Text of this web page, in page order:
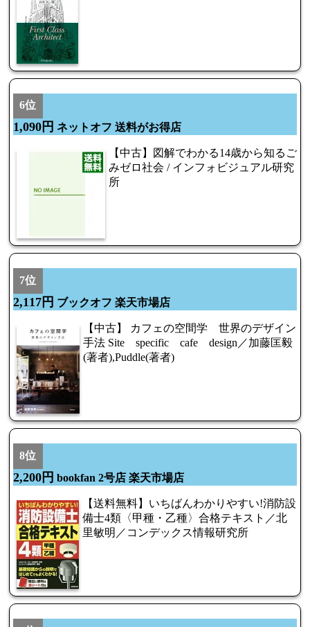
6位
1,090円 ネットオフ 送料がお得店
【中古】図解でわかる14歳から知るご
みゼロ社会 / インフォビジュアル研究
所
7位
2,117円 ブックオフ 楽天市場店
【中古】 カフェの空間学 世界のデザイン
手法 Site specific cafe design／加藤匡毅
(著者),Puddle(著者)
8位
2,200円 bookfan 2号店 楽天市場店
【送料無料】いちばんわかりやすい!消防設
備士4類〈甲種・乙種〉合格テキスト／北
里敏明／コンデックス情報研究所